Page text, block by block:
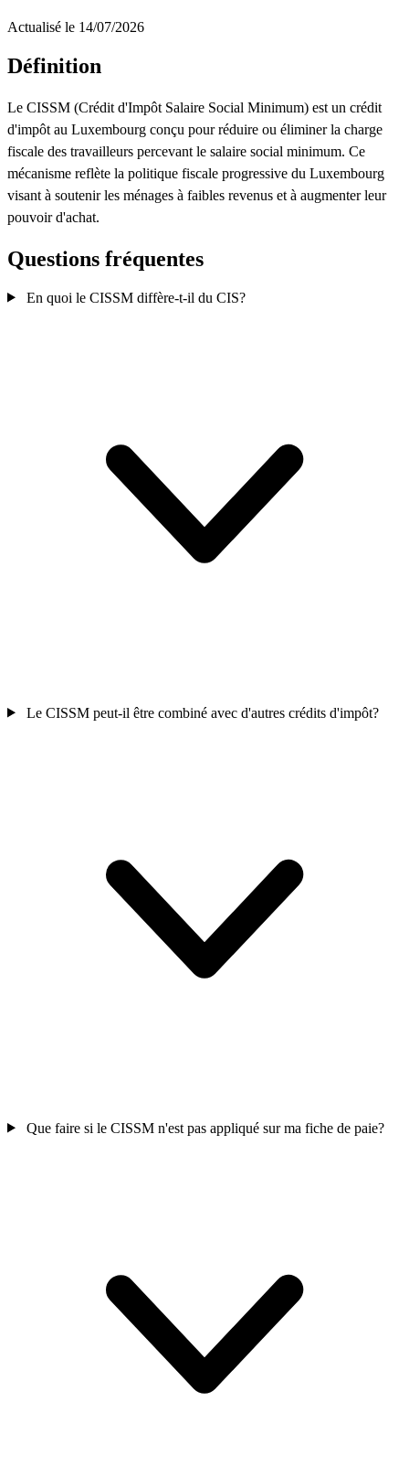
Actualisé le 14/07/2026
Définition
Le CISSM (Crédit d'Impôt Salaire Social Minimum) est un crédit
d'impôt au Luxembourg conçu pour réduire ou éliminer la charge
fiscale des travailleurs percevant le salaire social minimum. Ce
mécanisme reflète la politique fiscale progressive du Luxembourg
visant à soutenir les ménages à faibles revenus et à augmenter leur
pouvoir d'achat.
Questions fréquentes
En quoi le CISSM diffère-t-il du CIS?
Le CISSM peut-il être combiné avec d'autres crédits d'impôt?
Que faire si le CISSM n'est pas appliqué sur ma fiche de paie?